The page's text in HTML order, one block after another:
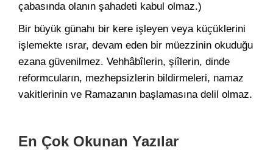
çabasında olanın şahadeti kabul olmaz.)
Bir büyük günahı bir kere işleyen veya küçüklerini
işlemekte ısrar, devam eden bir müezzinin okuduğu
ezana güvenilmez. Vehhâbîlerin, şiîlerin, dinde
reformcuların, mezhepsizlerin bildirmeleri, namaz
vakitlerinin ve Ramazanın başlamasına delil olmaz.
En Çok Okunan Yazılar